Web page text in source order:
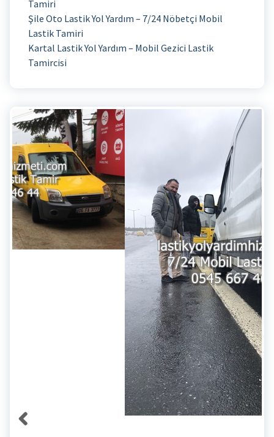
Tamiri
Şile Oto Lastik Yol Yardım – 7/24 Nöbetçi Mobil
Lastik Tamiri
Kartal Lastik Yol Yardım – Mobil Gezici Lastik
Tamircisi
Servis Lastik Tamiri